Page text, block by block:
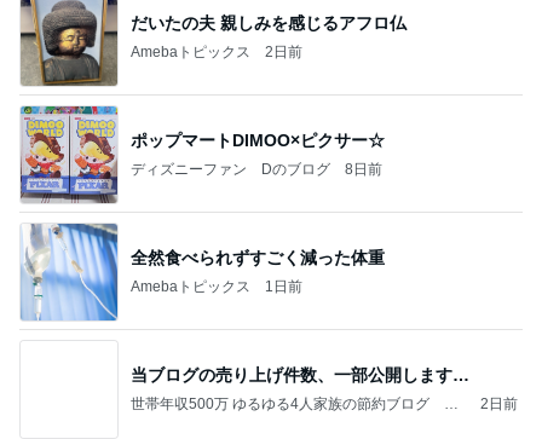
だいたの夫 親しみを感じるアフロ仏
Amebaトピックス 2日前
ポップマートDIMOO×ピクサー☆
ディズニーファン Dのブログ 8日前
全然食べられずすごく減った体重
Amebaトピックス 1日前
当ブログの売り上げ件数、一部公開します…
世帯年収500万 ゆるゆる4人家族の節約ブログ 〜
2日前